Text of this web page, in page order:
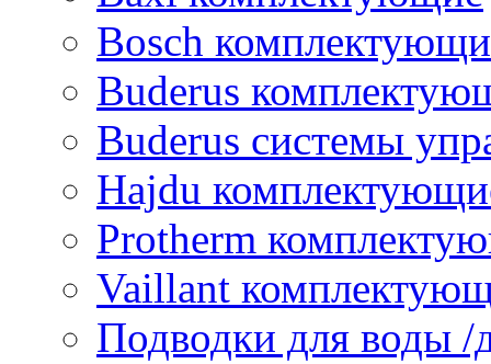
Bosch
Buderus
Buderus системы
Hajdu
Protherm
Vaillant
Подводки для воды /